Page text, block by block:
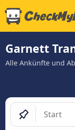
Garnett
Alle Ankünfte und